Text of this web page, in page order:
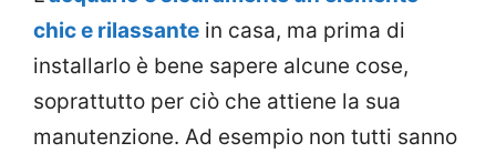
chic e rilassante in casa, ma prima di
installarlo è bene sapere alcune cose,
soprattutto per ciò che attiene la sua
manutenzione. Ad esempio non tutti sanno